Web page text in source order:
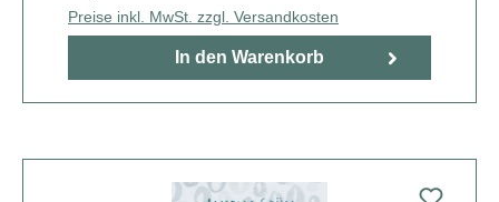
Preise inkl. MwSt. zzgl. Versandkosten
In den Warenkorb